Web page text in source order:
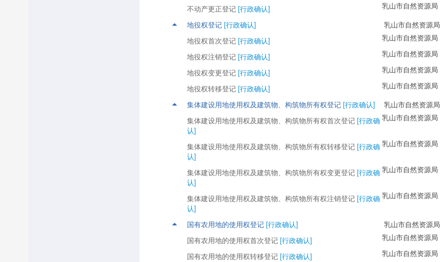
不动产更正登记 [行政确认] 乳山市自然资源局
地役权登记 [行政确认]
乳山市自然资源局
地役权首次登记 [行政确认] 乳山市自然资源局
地役权注销登记 [行政确认] 乳山市自然资源局
地役权变更登记 [行政确认] 乳山市自然资源局
地役权转移登记 [行政确认] 乳山市自然资源局
集体建设用地使用权及建筑物、构筑物所有权登记 [行政确认]
乳山市自然资源局
集体建设用地使用权及建筑物、构筑物所有权首次登记 [行政确
认]
乳山市自然资源局
集体建设用地使用权及建筑物、构筑物所有权转移登记 [行政确
认]
乳山市自然资源局
集体建设用地使用权及建筑物、构筑物所有权变更登记 [行政确
认]
乳山市自然资源局
集体建设用地使用权及建筑物、构筑物所有权注销登记 [行政确
认]
乳山市自然资源局
国有农用地的使用权登记 [行政确认]
乳山市自然资源局
国有农用地的使用权首次登记 [行政确认] 乳山市自然资源局
国有农用地的使用权转移登记 [行政确认] 乳山市自然资源局